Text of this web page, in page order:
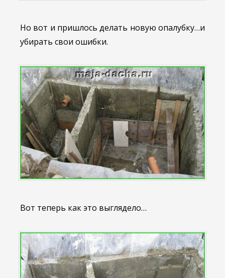
Но вот и пришлось делать новую опалубку…и
убирать свои ошибки.
Вот теперь как это выглядело…